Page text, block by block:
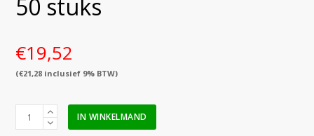
50 stuks
€19,52
(€21,28 inclusief 9% BTW)
Rudafilm
IN WINKELMAND